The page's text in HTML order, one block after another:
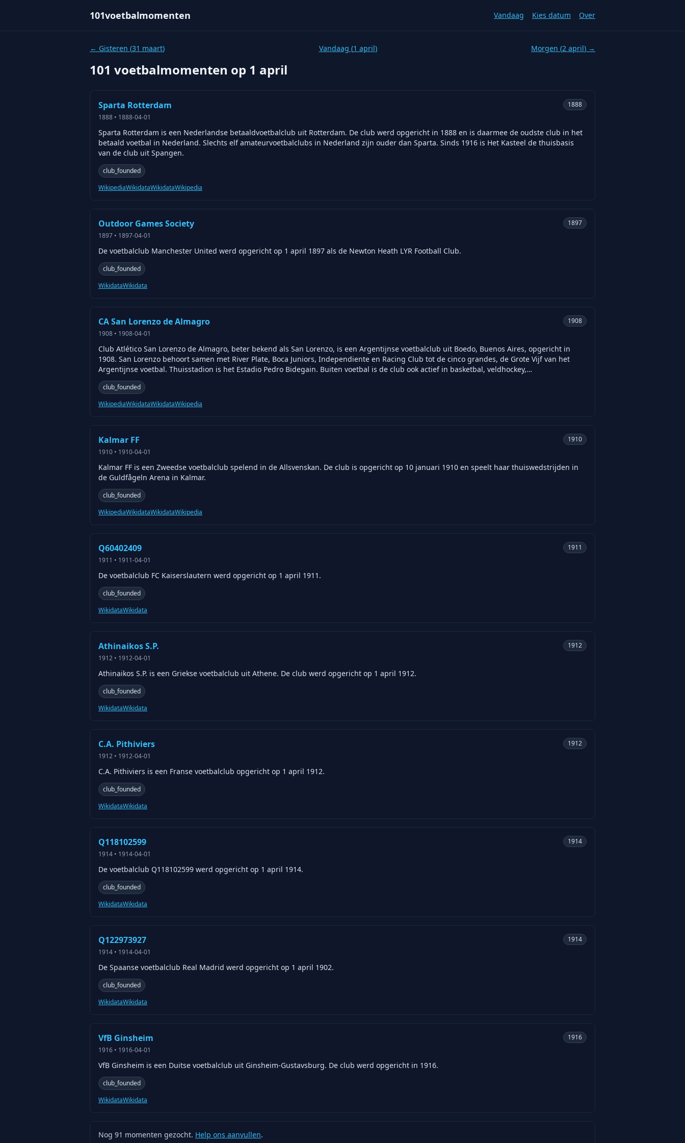
101voetbalmomenten Vandaag Kies datum Over
← Gisteren (31 maart) Vandaag (1 april) Morgen (2 april) →
101 voetbalmomenten op 1 april
Sparta Rotterdam
1888 • 1888-04-01
1888
Sparta Rotterdam is een Nederlandse betaaldvoetbalclub uit Rotterdam. De club werd opgericht in 1888 en is daarmee de oudste club in het
betaald voetbal in Nederland. Slechts elf amateurvoetbalclubs in Nederland zijn ouder dan Sparta. Sinds 1916 is Het Kasteel de thuisbasis
van de club uit Spangen.
club_founded
WikipediaWikidataWikidataWikipedia
Outdoor Games Society
1897 • 1897-04-01
1897
De voetbalclub Manchester United werd opgericht op 1 april 1897 als de Newton Heath LYR Football Club.
club_founded
WikidataWikidata
CA San Lorenzo de Almagro
1908 • 1908-04-01
1908
Club Atlético San Lorenzo de Almagro, beter bekend als San Lorenzo, is een Argentijnse voetbalclub uit Boedo, Buenos Aires, opgericht in
1908. San Lorenzo behoort samen met River Plate, Boca Juniors, Independiente en Racing Club tot de cinco grandes, de Grote Vijf van het
Argentijnse voetbal. Thuisstadion is het Estadio Pedro Bidegain. Buiten voetbal is de club ook actief in basketbal, veldhockey,…
club_founded
WikipediaWikidataWikidataWikipedia
Kalmar FF
1910 • 1910-04-01
1910
Kalmar FF is een Zweedse voetbalclub spelend in de Allsvenskan. De club is opgericht op 10 januari 1910 en speelt haar thuiswedstrijden in
de Guldfågeln Arena in Kalmar.
club_founded
WikipediaWikidataWikidataWikipedia
Q60402409
1911 • 1911-04-01
1911
De voetbalclub FC Kaiserslautern werd opgericht op 1 april 1911.
club_founded
WikidataWikidata
Athinaikos S.P.
1912 • 1912-04-01
1912
Athinaikos S.P. is een Griekse voetbalclub uit Athene. De club werd opgericht op 1 april 1912.
club_founded
WikidataWikidata
C.A. Pithiviers
1912 • 1912-04-01
1912
C.A. Pithiviers is een Franse voetbalclub opgericht op 1 april 1912.
club_founded
WikidataWikidata
Q118102599
1914 • 1914-04-01
1914
De voetbalclub Q118102599 werd opgericht op 1 april 1914.
club_founded
WikidataWikidata
Q122973927
1914 • 1914-04-01
1914
De Spaanse voetbalclub Real Madrid werd opgericht op 1 april 1902.
club_founded
WikidataWikidata
VfB Ginsheim
1916 • 1916-04-01
1916
VfB Ginsheim is een Duitse voetbalclub uit Ginsheim-Gustavsburg. De club werd opgericht in 1916.
club_founded
WikidataWikidata
Nog 91 momenten gezocht. Help ons aanvullen.